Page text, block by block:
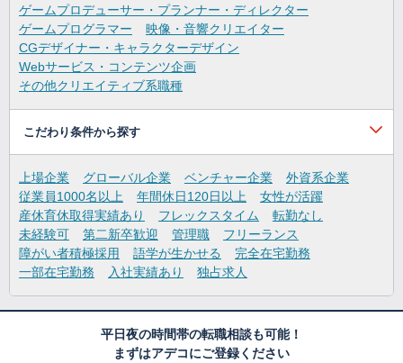
ゲームプロデューサー・プランナー・ディレクター
ゲームプログラマー
映像・音響クリエイター
CGデザイナー・キャラクターデザイン
Webサービス・コンテンツ企画
その他クリエイティブ系職種
こだわり条件から探す
上場企業 グローバル企業 ベンチャー企業
外資系企業
従業員1000名以上
年間休日120日以上
女性が活躍
産休育休取得実績あり
フレックスタイム
転勤なし
未経験可
第二新卒歓迎 管理職
フリーランス
障がい者積極採用
語学が生かせる
完全在宅勤務
一部在宅勤務
入社実績あり 独占求人
平日夜の時間帯の転職相談も可能！
まずはアデコにご登録ください